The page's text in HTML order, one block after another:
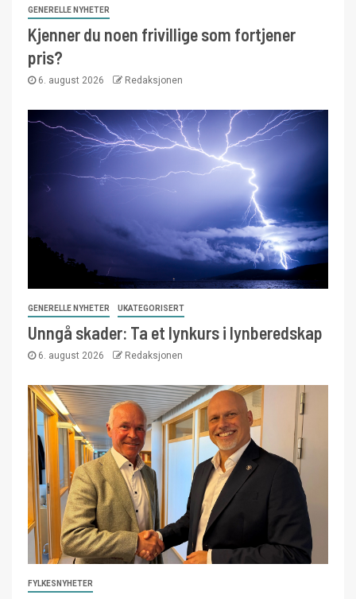
GENERELLE NYHETER
Kjenner du noen frivillige som fortjener
pris?
6. august 2026 Redaksjonen
GENERELLE NYHETER UKATEGORISERT
Unngå skader: Ta et lynkurs i lynberedskap
6. august 2026 Redaksjonen
FYLKESNYHETER